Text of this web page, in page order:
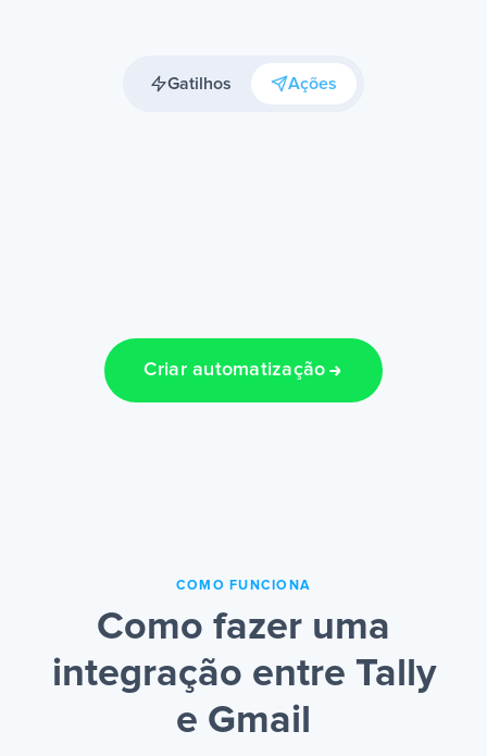
Gatilhos Ações
Criar automatização
COMO FUNCIONA
Como fazer uma
integração entre Tally
e Gmail